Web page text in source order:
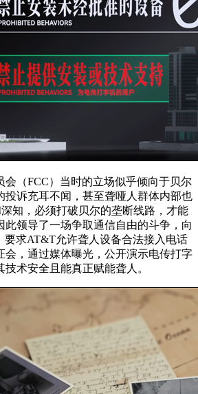
会（FCC）当时的立场似乎倾向于贝尔
投诉充耳不闻，甚至聋哑人群体内部也
知，必须打破贝尔的垄断线路，才能
此领导了一场争取通信自由的斗争，向
要求AT&T允许聋人设备合法接入电话
会，通过媒体曝光，公开演示电传打字
术安全且能真正赋能聋人。